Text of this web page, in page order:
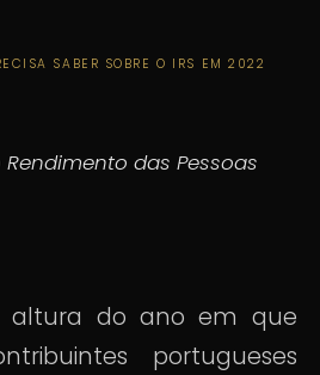
SABER SOBRE O IRS EM 2022
das Pessoas
altura do ano em que
portugueses